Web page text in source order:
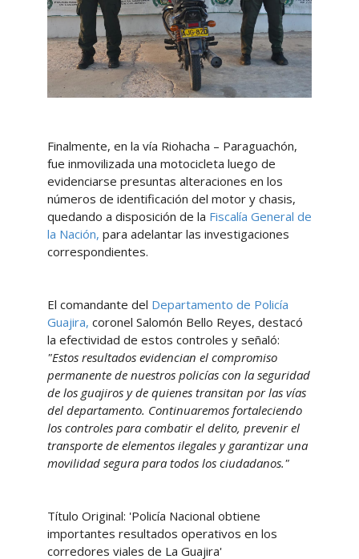
Finalmente, en la vía Riohacha – Paraguachón,
fue inmovilizada una motocicleta luego de
evidenciarse presuntas alteraciones en los
números de identificación del motor y chasis,
quedando a disposición de la Fiscalía General de
la Nación, para adelantar las investigaciones
correspondientes.
El comandante del Departamento de Policía
Guajira, coronel Salomón Bello Reyes, destacó
la efectividad de estos controles y señaló:
"Estos resultados evidencian el compromiso
permanente de nuestros policías con la seguridad
de los guajiros y de quienes transitan por las vías
del departamento. Continuaremos fortaleciendo
los controles para combatir el delito, prevenir el
transporte de elementos ilegales y garantizar una
movilidad segura para todos los ciudadanos."
Título Original: 'Policía Nacional obtiene
importantes resultados operativos en los
corredores viales de La Guajira'